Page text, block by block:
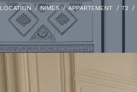
LOCATION NIMES APPARTEMENT T2